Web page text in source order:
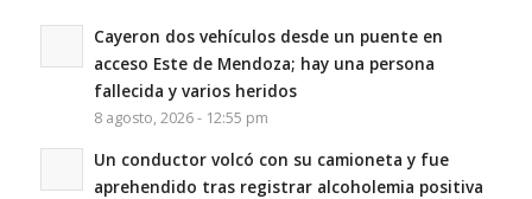
Cayeron dos vehículos desde un puente en
acceso Este de Mendoza; hay una persona
fallecida y varios heridos
8 agosto, 2026 - 12:55 pm
Un conductor volcó con su camioneta y fue
aprehendido tras registrar alcoholemia positiva